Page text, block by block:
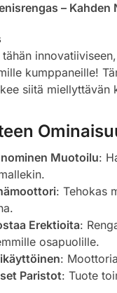
– Kahden
tähän
kumppaneille!
siitä miellyttävän
Muotoilu:
: Tehokas
Erektioita:
osapuolille.
:
Paristot: Tuote